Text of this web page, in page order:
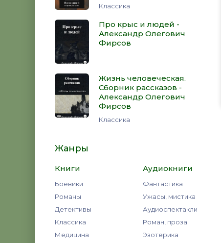
Классика
Про крыс и людей -
Александр Олегович
Фирсов
Жизнь человеческая.
Сборник рассказов -
Александр Олегович
Фирсов
Классика
Жанры
Книги
Боевики
Романы
Детективы
Классика
Медицина
Аудиокниги
Фантастика
Ужасы, мистика
Аудиоспектакли
Роман, проза
Эзотерика